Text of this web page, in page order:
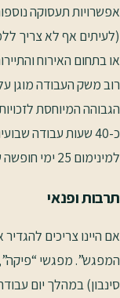
אפשרויות תעסוקה
(לעיתים אף לא צריך
או בתחום האירוח
רוב משק העבודה מוגן
הגבוהה המיוחסת
כ-40 שעות עבודה
למינימום 25 ימי חופשה שנתיים.
תרבות ופנאי
אם היינו צריכים
המפגש”. מפגשי
סינבון) במהלך יום